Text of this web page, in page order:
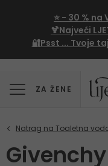
⭐ - 30 % na
🍹Najveći
🔐Psst ... Tvoje
ZA ŽENE